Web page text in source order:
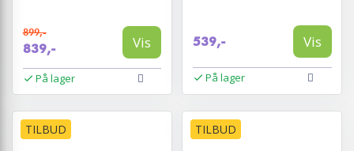
899,-
839,- Vis
På lager
539,- Vis
På lager
TILBUD TILBUD